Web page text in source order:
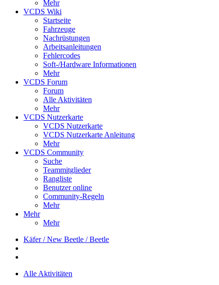
Mehr
VCDS Wiki
Startseite
Fahrzeuge
Nachrüstungen
Arbeitsanleitungen
Fehlercodes
Soft-/Hardware Informationen
Mehr
VCDS Forum
Forum
Alle Aktivitäten
Mehr
VCDS Nutzerkarte
VCDS Nutzerkarte
VCDS Nutzerkarte Anleitung
Mehr
VCDS Community
Suche
Teammitglieder
Rangliste
Benutzer online
Community-Regeln
Mehr
Mehr
Mehr
Käfer / New Beetle / Beetle
Alle Aktivitäten